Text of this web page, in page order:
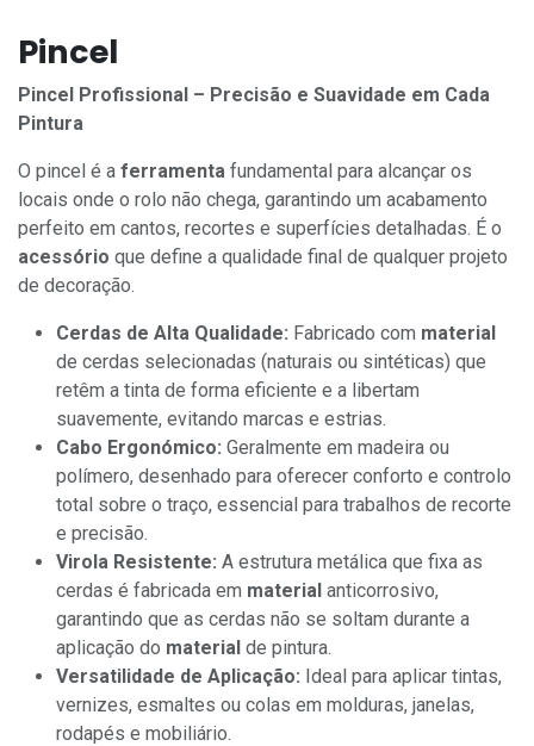
Pincel
Pincel Profissional – Precisão e Suavidade em Cada
Pintura
O pincel é a ferramenta fundamental para alcançar os
locais onde o rolo não chega, garantindo um acabamento
perfeito em cantos, recortes e superfícies detalhadas. É o
acessório que define a qualidade final de qualquer projeto
de decoração.
Cerdas de Alta Qualidade: Fabricado com material
de cerdas selecionadas (naturais ou sintéticas) que
retêm a tinta de forma eficiente e a libertam
suavemente, evitando marcas e estrias.
Cabo Ergonómico: Geralmente em madeira ou
polímero, desenhado para oferecer conforto e controlo
total sobre o traço, essencial para trabalhos de recorte
e precisão.
Virola Resistente: A estrutura metálica que fixa as
cerdas é fabricada em material anticorrosivo,
garantindo que as cerdas não se soltam durante a
aplicação do material de pintura.
Versatilidade de Aplicação: Ideal para aplicar tintas,
vernizes, esmaltes ou colas em molduras, janelas,
rodapés e mobiliário.